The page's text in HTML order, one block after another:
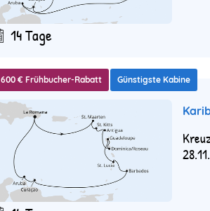
14 Tage
600 € Frühbucher-Rabatt Günstigste Kabine